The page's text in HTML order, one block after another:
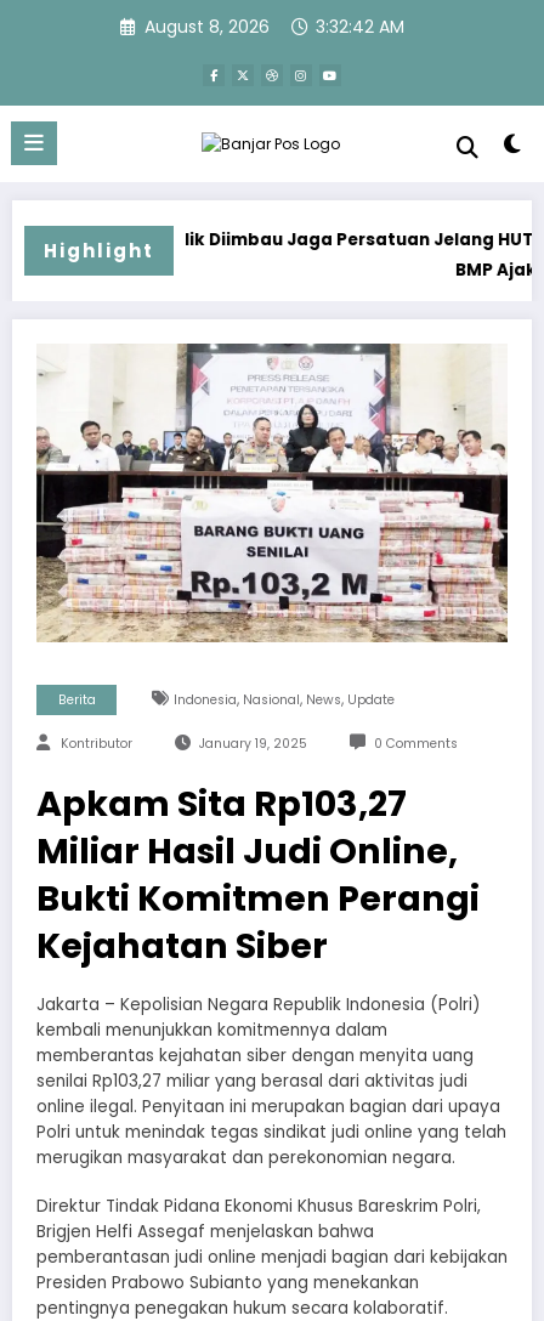
August 8, 2026 3:32:43 AM
Highlight
Diimbau Jaga Persatuan Jelang HUT Ke-81 RI
BMP Ajak Masyarakat
Berita Indonesia, Nasional, News, Update
Kontributor January 19, 2025 0 Comments
Apkam Sita Rp103,27
Miliar Hasil Judi Online,
Bukti Komitmen Perangi
Kejahatan Siber
Jakarta – Kepolisian Negara Republik Indonesia (Polri)
kembali menunjukkan komitmennya dalam
memberantas kejahatan siber dengan menyita uang
senilai Rp103,27 miliar yang berasal dari aktivitas judi
online ilegal. Penyitaan ini merupakan bagian dari upaya
Polri untuk menindak tegas sindikat judi online yang telah
merugikan masyarakat dan perekonomian negara.
Direktur Tindak Pidana Ekonomi Khusus Bareskrim Polri,
Brigjen Helfi Assegaf menjelaskan bahwa
pemberantasan judi online menjadi bagian dari kebijakan
Presiden Prabowo Subianto yang menekankan
pentingnya penegakan hukum secara kolaboratif.